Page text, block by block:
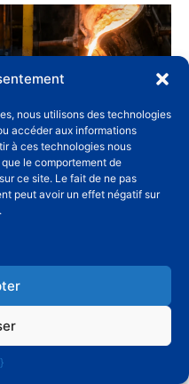
nous utilisons des technologies
accéder aux informations
à ces technologies nous
le comportement de
ce site. Le fait de ne pas
peut avoir un effet négatif sur